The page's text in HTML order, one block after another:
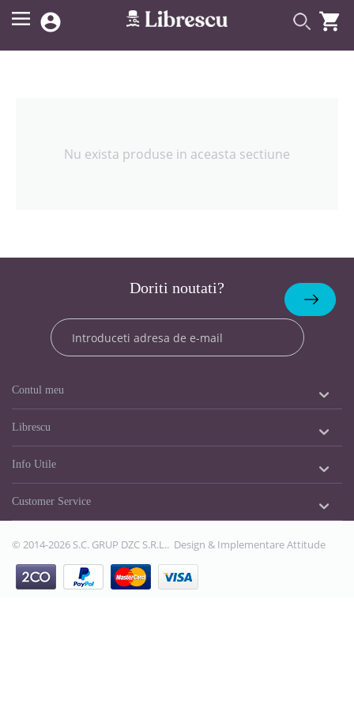
 
Nu exista produse in aceasta sectiune
Doriti noutati?
Abonare
Contul meu
Librescu
Info Utile
Customer Service
© 2014-2026 S.C. GRUP DZC S.R.L.. Design & ImplementareAttitude